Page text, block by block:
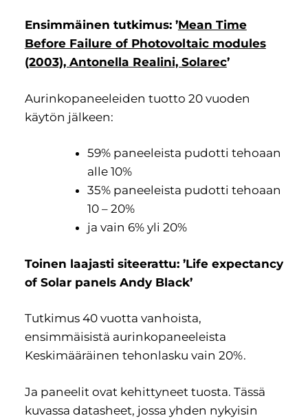
Ensimmäinen tutkimus: ’Mean Time
Before Failure of Photovoltaic modules
(2003), Antonella Realini, Solarec’
Aurinkopaneeleiden tuotto 20 vuoden
käytön jälkeen:
59% paneeleista pudotti tehoaan
alle 10%
35% paneeleista pudotti tehoaan
10 – 20%
ja vain 6% yli 20%
Toinen laajasti siteerattu: ’Life expectancy
of Solar panels Andy Black’
Tutkimus 40 vuotta vanhoista,
ensimmäisistä aurinkopaneeleista
Keskimääräinen tehonlasku vain 20%.
Ja paneelit ovat kehittyneet tuosta. Tässä
kuvassa datasheet, jossa yhden nykyisin